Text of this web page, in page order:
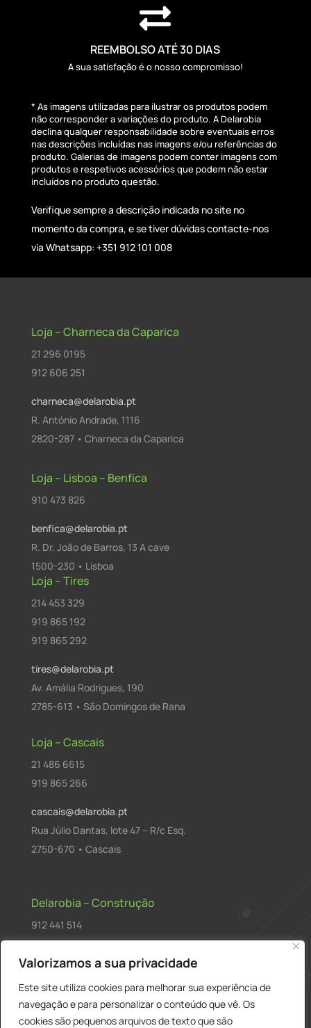
Valorizamos a sua privacidade
Este site utiliza cookies para melhorar sua experiência de
navegação e para personalizar o conteúdo que vê. Os
cookies são pequenos arquivos de texto que são

REEMBOLSO ATÉ 30 DIAS
A sua satisfação é o nosso compromisso!
* As imagens utilizadas para ilustrar os produtos podem
não corresponder a variações do produto. A Delarobia
declina qualquer responsabilidade sobre eventuais erros
nas descrições incluídas nas imagens e/ou referências do
produto. Galerias de imagens podem conter imagens com
produtos e respetivos acessórios que podem não estar
incluídos no produto questão.
Verifique sempre a descrição indicada no site no
momento da compra, e se tiver dúvidas contacte-nos
via Whatsapp: +351 912 101 008
Loja – Charneca da Caparica
21 296 0195
912 606 251
charneca@delarobia.pt
R. António Andrade, 1116
2820-287 • Charneca da Caparica
Loja – Lisboa – Benfica
910 473 826
benfica@delarobia.pt
R. Dr. João de Barros, 13 A cave
1500-230 • Lisboa
Loja – Tires
214 453 329
919 865 192
919 865 292
tires@delarobia.pt
Av. Amália Rodrigues, 190
2785-613 • São Domingos de Rana
Loja – Cascais
21 486 6615
919 865 266
cascais@delarobia.pt
Rua Júlio Dantas, lote 47 – R/c Esq.
2750-670 • Cascais
Delarobia – Construção
912 441 514
R. António Andrade, 1171
2820-287 • Charneca de Caparica